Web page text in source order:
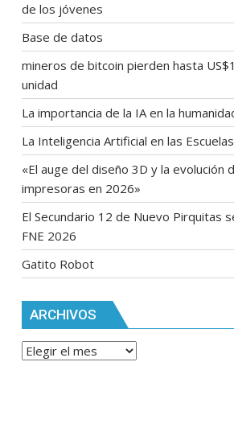
de los jóvenes
Base de datos
mineros de bitcoin pierden hasta
unidad
La importancia de la IA en la
La Inteligencia Artificial en las
«El auge del diseño 3D y la evolución
impresoras en 2026»
El Secundario 12 de Nuevo Pirquitas
FNE 2026
Gatito Robot
ARCHIVOS
Archivos